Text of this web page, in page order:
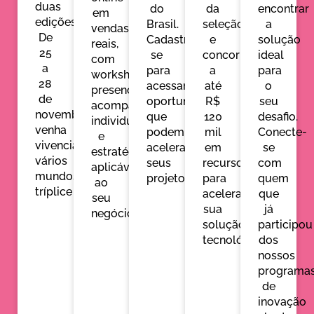
duas
edições.
De
25
a
28
de
novembro,
venha
vivenciar
vários
mundos
tríplice
em
vendas
reais,
com
workshops
presenciais,
acompanhamento
individual
e
estratégias
aplicáveis
ao
seu
negócio
do
Brasil.
Cadastre-
se
para
acessar
oportunidades
que
podem
acelerar
seus
projetos
da
seleção
e
concorra
a
até
R$
120
mil
em
recursos
para
acelerar
sua
solução
tecnológica.
encontrar
a
solução
ideal
para
o
seu
desafio.
Conecte-
se
com
quem
que
já
participou
dos
nossos
de
inovação